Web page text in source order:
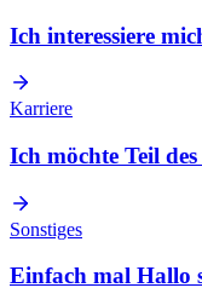
Ich interessiere
Karriere
Ich möchte Teil
Sonstiges
Einfach mal Hallo